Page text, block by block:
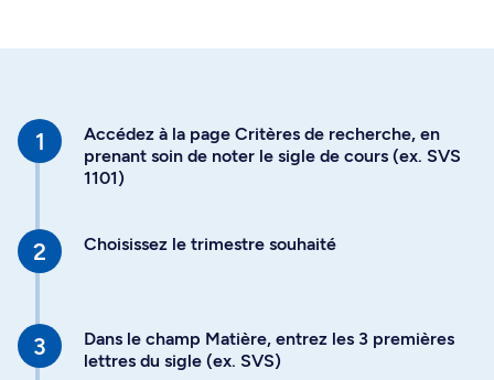
Accédez à la page Critères de recherche, en
prenant soin de noter le sigle de cours (ex. SVS
1101)
Choisissez le trimestre souhaité
Dans le champ Matière, entrez les 3 premières
lettres du sigle (ex. SVS)